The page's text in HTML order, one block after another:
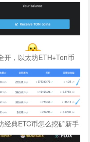
开，以太坊ETH+Ton币
双挖最新版教程
经典ETC币怎么挖矿新手